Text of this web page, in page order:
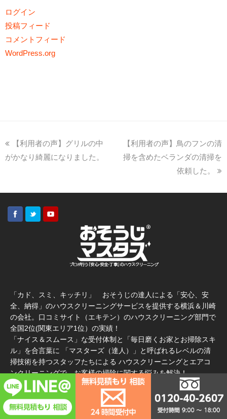
ログイン
投稿フィード
コメントフィード
WordPress.org
【利用者の声】グリルの中
がかなり綺麗になりました。
【利用者の声】鳥のフンの清
掃を含めたベランダの清掃を
依頼した。
「カド、スミ、キッチリ」 おそうじの達人による「安心、安
全、納得」のハウスクリーニングサービスを提供する横浜＆川崎
の会社。口コミサイト（エキテン）のハウスクリーニング部門で
全国2位(関東エリア1位）の実績！
「ナイス＆スムース」な受付体制と「毎日磨くお家とお掃除スキ
ル」を合言葉に 「マスターズ（達人）」と呼ばれるレベルの清
掃技術を持つスタッフたちによる ハウスクリーニングとエアコ
ンクリーニングで、お客様の掃除に関する悩みを解決！
おそうじマスターズ